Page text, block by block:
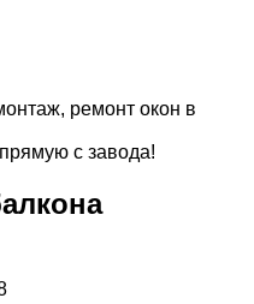
ремонт окон в
с завода!